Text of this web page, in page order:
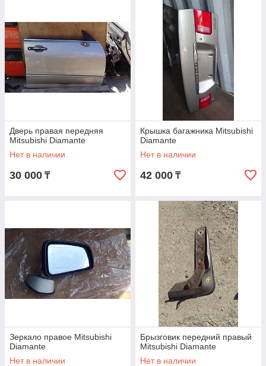
Дверь правая передняя
Mitsubishi Diamante
Нет в наличии
30 000 ₸
Крышка багажника Mitsubishi
Diamante
Нет в наличии
42 000 ₸
Зеркало правое Mitsubishi
Diamante
Нет в наличии
Брызговик передний правый
Mitsubishi Diamante
Нет в наличии